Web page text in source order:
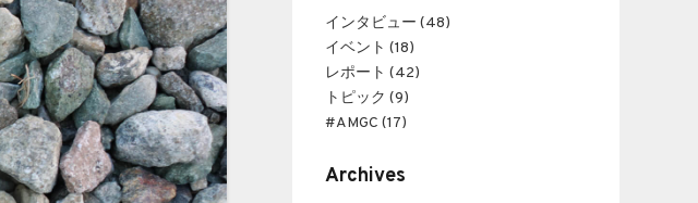
インタビュー (48)
イベント (18)
レポート (42)
トピック (9)
#AMGC (17)
Archives